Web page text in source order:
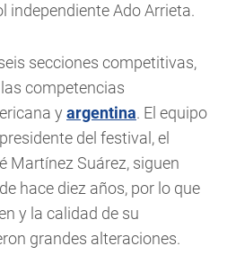
independiente Ado Arrieta.
secciones competitivas,
competencias
y argentina. El equipo
del festival, el
Martínez Suárez, siguen
hace diez años, por lo que
y la calidad de su
grandes alteraciones.